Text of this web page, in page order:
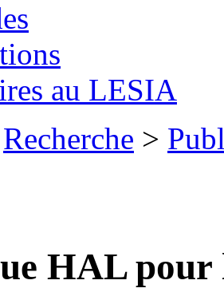
au LESIA
Recherche >
HAL pour